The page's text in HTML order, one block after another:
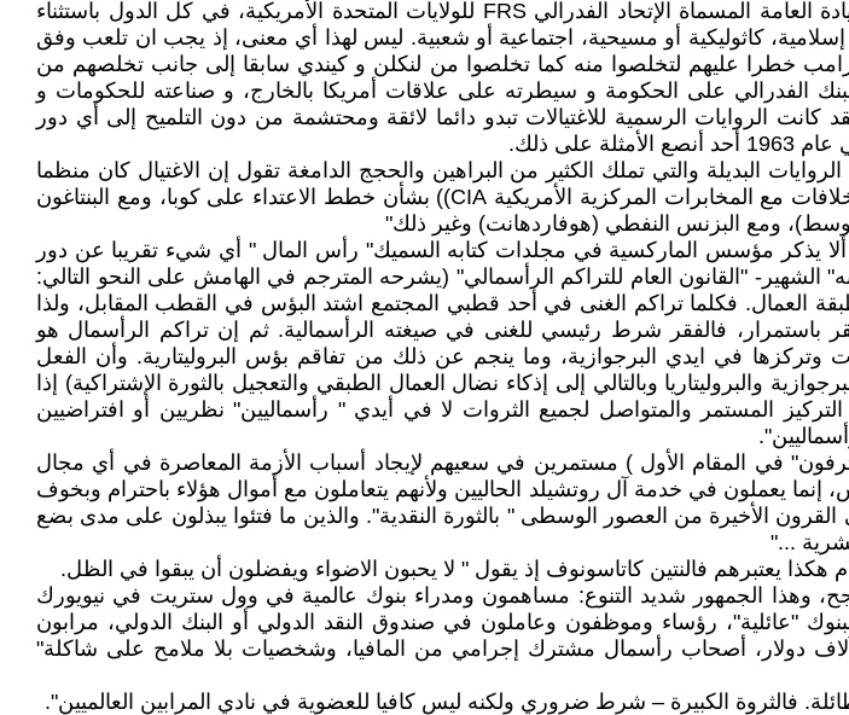
اقتصاديون مرتزقة، او رجال مال وأعمال فاسدون وعملاء. البنوك المركزية ترتبط بالقيادة العامة المسماة الإتحاد الفدرالي FRS للولايات المتحدة الأمريكية، في كل الدول باستثناء
كاثوليكية أو مسيحية، اجتماعية أو شعبية. ليس لهذا أي معنى، إذ يجب ان تلعب وفق
خطرا عليهم لتخلصوا منه كما تخلصوا من لنكلن و كيندي سابقا إلى جانب تخلصهم من
الفدرالي على الحكومة و سيطرته على علاقات أمريكا بالخارج، و صناعته للحكومات و
الروايات الرسمية للاغتيالات تبدو دائما لائقة ومحتشمة من دون التلميح إلى أي دور
ذلك.
البديلة والتي تملك الكثير من البراهين والحجج الدامغة تقول إن الاغتيال كان منظما
على خلفية الخلاف بين كيندي ومجموعة من المصالح المختلفة. وهنا تتم الإشارة إلى الخلافات مع المخابرات المركزية الأمريكية CIA)) بشأن خطط الاعتداء على كوبا، ومع البنتاغون
ومع البزنس النفطي (هوفاردهانت) وغير ذلك"
يذكر مؤسس الماركسية في مجلدات كتابه السميك" رأس المال " أي شيء تقريبا عن دور
"القانون العام للتراكم الرأسمالي" (يشرحه المترجم في الهامش على النحو التالي:
العمال. فكلما تراكم الغنى في أحد قطبي المجتمع اشتد البؤس في القطب المقابل، ولذا
باستمرار، فالفقر شرط رئيسي للغنى في صيغته الرأسمالية. ثم إن تراكم الرأسمال هو
في ايدي البرجوازية، وما ينجم عن ذلك من تفاقم بؤس البروليتارية. وأن الفعل
والبروليتاريا وبالتالي إلى إذكاء نضال العمال الطبقي والتعجيل بالثورة الإشتراكية) إذا
المستمر والمتواصل لجميع الثروات لا في أيدي " رأسماليين" نظريين أو افتراضيين
في المقام الأول ) مستمرين في سعيهم لإيجاد أسباب الأزمة المعاصرة في أي مجال
يعملون في خدمة آل روتشيلد الحاليين ولأنهم يتعاملون مع أموال هؤلاء باحترام وبخوف
الأخيرة من العصور الوسطى " بالثورة النقدية". والذين ما فتئوا يبذلون على مدى بضع
..."
هكذا يعتبرهم فالنتين كاتاسونوف إذ يقول " لا يحبون الاضواء ويفضلون أن يبقوا في الظل.
وهذا الجمهور شديد التنوع: مساهمون ومدراء بنوك عالمية في وول ستريت في نيويورك
"عائلية"، رؤساء وموظفون وعاملون في صندوق النقد الدولي أو البنك الدولي، مرابون
دولار، أصحاب رأسمال مشترك إجرامي من المافيا، وشخصيات بلا ملامح على شاكلة"
فالثروة الكبيرة – شرط ضروري ولكنه ليس كافيا للعضوية في نادي المرابين العالميين".